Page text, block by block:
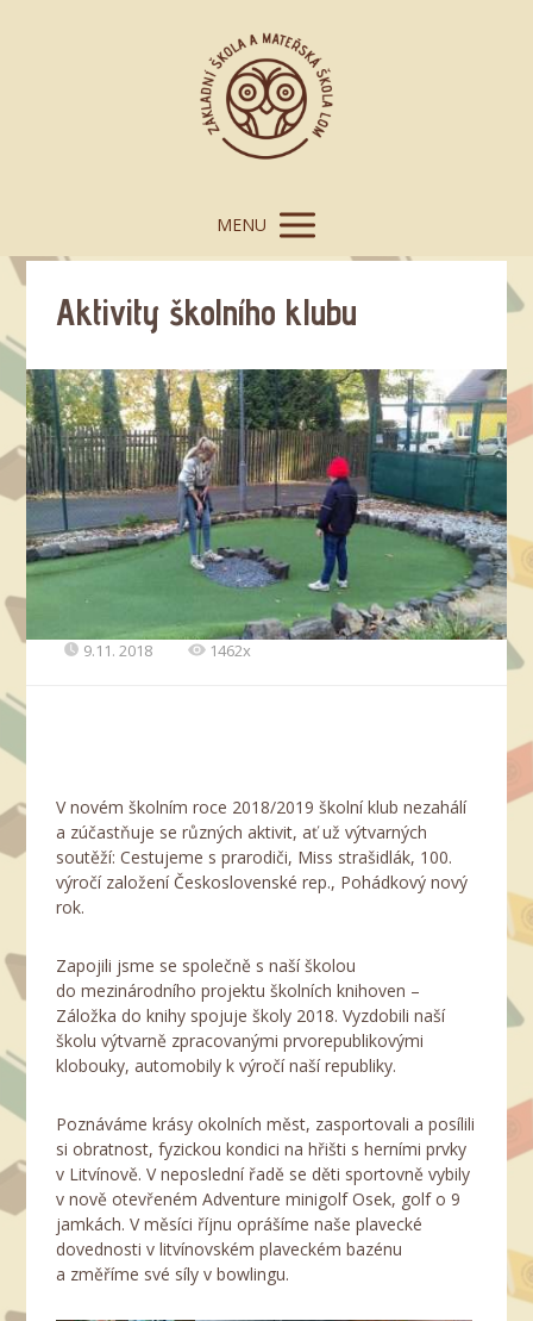
MENU
Aktivity školního klubu
9.11. 2018 1462x
V novém školním roce 2018/2019 školní klub nezahálí
a zúčastňuje se různých aktivit, ať už výtvarných
soutěží: Cestujeme s prarodiči, Miss strašidlák, 100.
výročí založení Československé rep., Pohádkový nový
rok.
Zapojili jsme se společně s naší školou
do mezinárodního projektu školních knihoven –
Záložka do knihy spojuje školy 2018. Vyzdobili naší
školu výtvarně zpracovanými prvorepublikovými
klobouky, automobily k výročí naší republiky.
Poznáváme krásy okolních měst, zasportovali a posílili
si obratnost, fyzickou kondici na hřišti s herními prvky
v Litvínově. V neposlední řadě se děti sportovně vybily
v nově otevřeném Adventure minigolf Osek, golf o 9
jamkách. V měsíci říjnu oprášíme naše plavecké
dovednosti v litvínovském plaveckém bazénu
a změříme své síly v bowlingu.